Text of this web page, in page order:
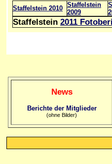
Staffelstein 2010 Staffelstein
2009
Staffelstein 2011
News
Berichte der Mitglieder
(ohne Bilder)